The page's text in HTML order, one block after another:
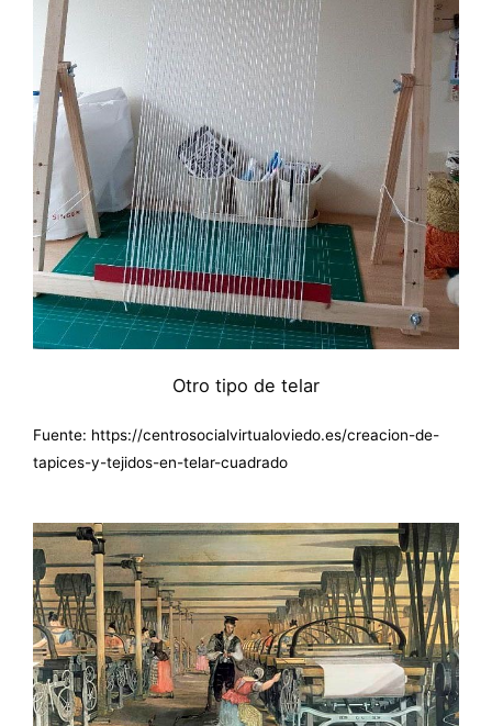
Otro tipo de telar
Fuente: https://centrosocialvirtualoviedo.es/creacion-de-
tapices-y-tejidos-en-telar-cuadrado